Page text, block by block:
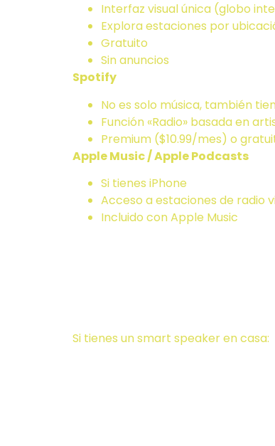
Interfaz visual única (globo
Explora estaciones por
Gratuito
Sin anuncios
Spotify
No es solo música, también
Función «Radio» basada en
Premium ($10.99/mes) o
Apple Music / Apple Podcasts
Si tienes iPhone
Acceso a estaciones de radio
Incluido con Apple Music
Si tienes un smart speaker en casa: